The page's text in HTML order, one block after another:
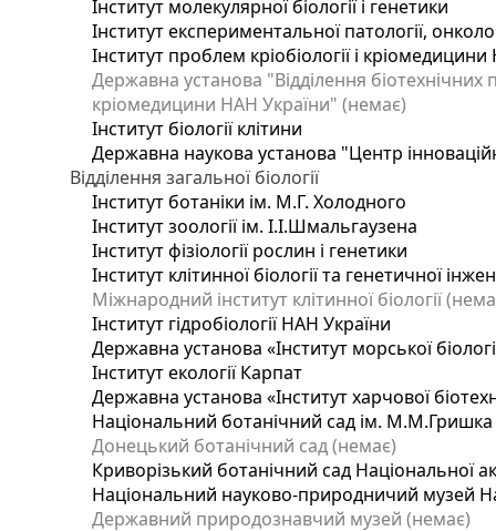
Інститут молекулярної біології і генетики
Інститут експериментальної патології,
Інститут проблем кріобіології і
Державна установа "Відділення біотехнічних
кріомедицини НАН України" (немає)
Інститут біології клітини
Державна наукова установа "Центр
Відділення загальної біології
Інститут ботаніки ім. М.Г. Холодного
Інститут зоології ім. І.І.Шмальгаузена
Інститут фізіології рослин і генетики
Інститут клітинної біології та генетичної
Міжнародний інститут клітинної біології
Інститут гідробіології НАН України
Державна установа «Інститут морської
Інститут екології Карпат
Державна установа «Інститут харчової
Національний ботанічний сад ім. М.М.Гришка
Донецький ботанічний сад (немає)
Криворізький ботанічний сад Національної
Національний науково-природничий музей
Державний природознавчий музей (немає)